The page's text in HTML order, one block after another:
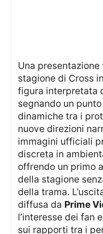
Una presentazione visiva della seconda
stagione di Cross
figura interpretata
segnando un
dinamiche tra i
nuove direzioni
immagini ufficiali
discreta in
offrendo un primo
della stagione
della trama.
diffusa da Prime
l’interesse dei fan
sui rapporti tra i